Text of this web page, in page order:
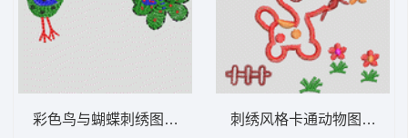
彩色鸟与蝴蝶刺绣图案 卡通童装章标贴布